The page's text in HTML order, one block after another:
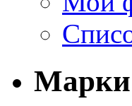
Марки